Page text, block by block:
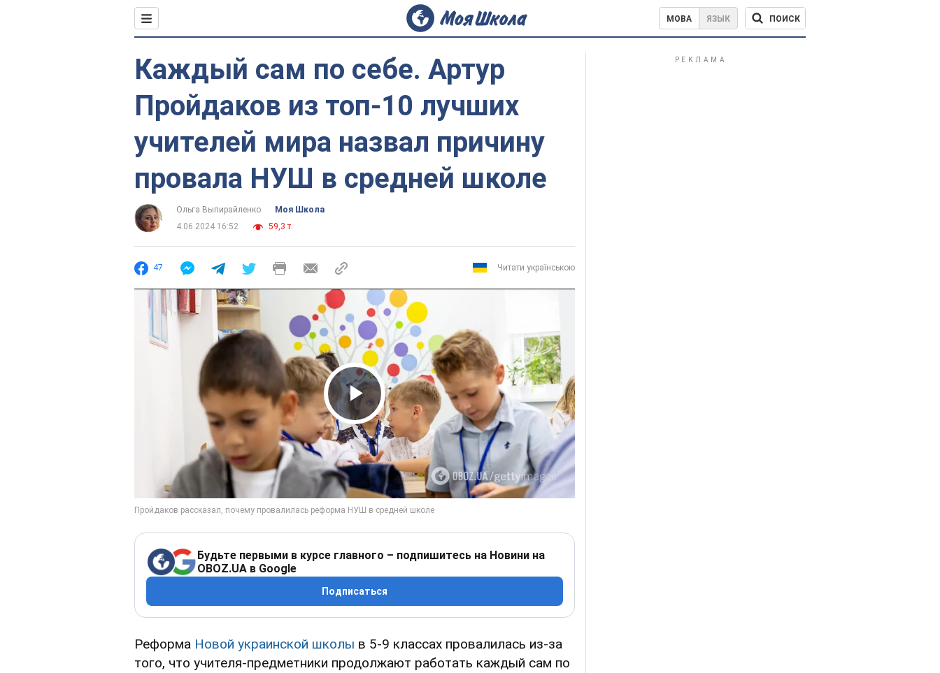
МОВА ЯЗЫК ПОИСК
Каждый сам по себе. Артур
Пройдаков из топ-10 лучших
учителей мира назвал причину
провала НУШ в средней школе
Ольга Выпирайленко
Моя Школа
4.06.2024 16:52
59,3 т.
47 Читати українською
Play Video
Будьте первыми в курсе главного – подпишитесь на Новини на
OBOZ.UA в Google
Подписаться
Реформа Новой украинской школы в 5-9 классах провалилась из-за
того, что учителя-предметники продолжают работать каждый сам по